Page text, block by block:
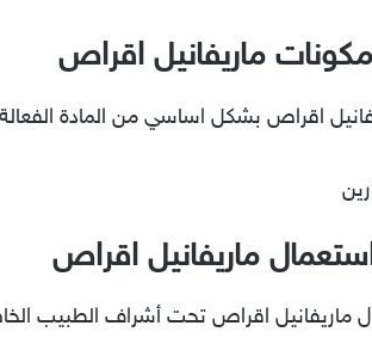
ماريفانيل اقراص
اقراص بشكل اساسي من المادة
ماريفانيل اقراص
ماريفانيل اقراص تحت أشراف الطبيب